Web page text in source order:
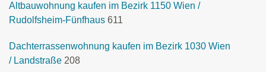
Altbauwohnung kaufen im Bezirk 1150 Wien /
Rudolfsheim-Fünfhaus 611
Dachterrassenwohnung kaufen im Bezirk 1030 Wien
/ Landstraße 208